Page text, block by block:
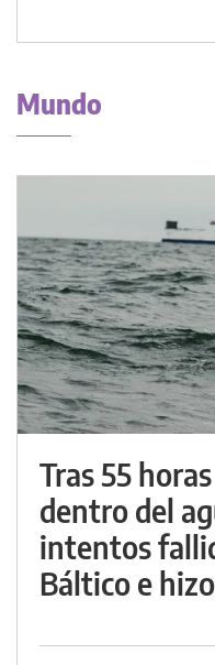
Mundo
Tras 55
dentro del
intentos
Báltico e